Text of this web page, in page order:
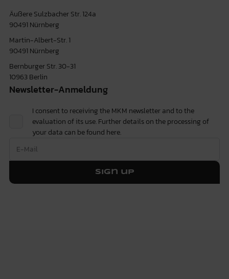
Äußere Sulzbacher Str. 124a
90491 Nürnberg
Martin-Albert-Str. 1
90491 Nürnberg
Bernburger Str. 30-31
10963 Berlin
Newsletter-Anmeldung
I consent to receiving the MKM newsletter and to the
evaluation of its use. Further details on the processing of
your data can be found here.
Sign up